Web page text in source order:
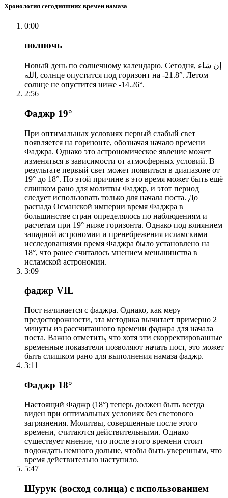
Хронология сегодняшних времен намаза
0:00
полночь
Новый день по солнечному календарю. Сегодня, إن شاء
الله, солнце опустится под горизонт на -21.8°. Летом
солнце не опустится ниже -14.26°.
2:56
Фаджр 19°
При оптимальных условиях первый слабый свет
появляется на горизонте, обозначая начало времени
Фаджра. Однако это астрономическое явление может
изменяться в зависимости от атмосферных условий. В
результате первый свет может появиться в диапазоне от
19° до 18°. По этой причине в это время может быть ещё
слишком рано для молитвы Фаджр, и этот период
следует использовать только для начала поста. До
распада Османской империи время Фаджра в
большинстве стран определялось по наблюдениям и
расчетам при 19° ниже горизонта. Однако под влиянием
западной астрономии и пренебрежения исламскими
исследованиями время Фаджра было установлено на
18°, что ранее считалось мнением меньшинства в
исламской астрономии.
3:09
фаджр VIL
Пост начинается с фаджра. Однако, как меру
предосторожности, эта методика вычитает примерно 2
минуты из рассчитанного времени фаджра для начала
поста. Важно отметить, что хотя эти скорректированные
временные показатели позволяют начать пост, это может
быть слишком рано для выполнения намаза фаджр.
3:11
Фаджр 18°
Настоящий Фаджр (18°) теперь должен быть всегда
виден при оптимальных условиях без светового
загрязнения. Молитвы, совершенные после этого
времени, считаются действительными. Однако
существует мнение, что после этого времени стоит
подождать немного дольше, чтобы быть уверенным, что
время действительно наступило.
5:47
Шурук (восход солнца) с использованием